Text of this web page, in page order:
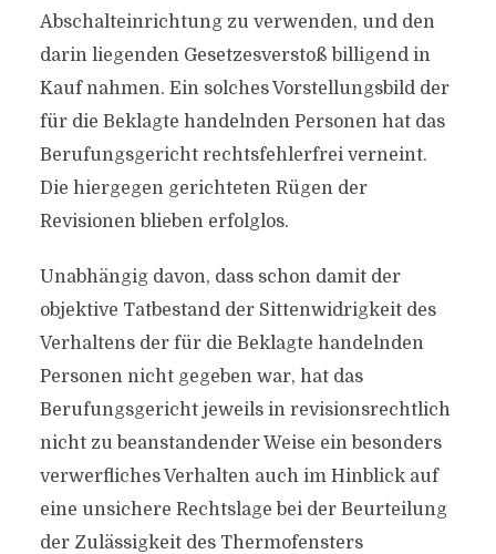
Abschalteinrichtung zu verwenden, und den
darin liegenden Gesetzesverstoß billigend in
Kauf nahmen. Ein solches Vorstellungsbild der
für die Beklagte handelnden Personen hat das
Berufungsgericht rechtsfehlerfrei verneint.
Die hiergegen gerichteten Rügen der
Revisionen blieben erfolglos.
Unabhängig davon, dass schon damit der
objektive Tatbestand der Sittenwidrigkeit des
Verhaltens der für die Beklagte handelnden
Personen nicht gegeben war, hat das
Berufungsgericht jeweils in revisionsrechtlich
nicht zu beanstandender Weise ein besonders
verwerfliches Verhalten auch im Hinblick auf
eine unsichere Rechtslage bei der Beurteilung
der Zulässigkeit des Thermofensters